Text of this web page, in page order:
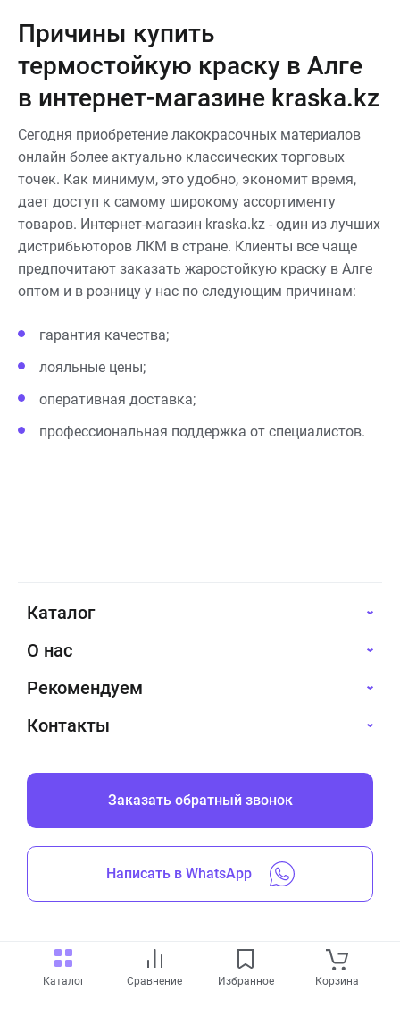
Каталог Сравнение Избранное Корзина
Причины купить
термостойкую краску в Алге
в интернет-магазине kraska.kz
Сегодня приобретение лакокрасочных материалов
онлайн более актуально классических торговых
точек. Как минимум, это удобно, экономит время,
дает доступ к самому широкому ассортименту
товаров. Интернет-магазин kraska.kz - один из лучших
дистрибьюторов ЛКМ в стране. Клиенты все чаще
предпочитают заказать жаростойкую краску в Алге
оптом и в розницу у нас по следующим причинам:
гарантия качества;
лояльные цены;
оперативная доставка;
профессиональная поддержка от специалистов.
Каталог
О нас
Рекомендуем
Контакты
Заказать обратный звонок
Написать в WhatsApp
Все права защищены © 2019-2026